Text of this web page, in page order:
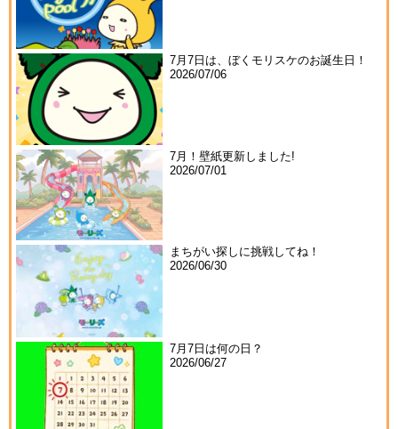
7月7日は、ぼくモリスケのお誕生日！
2026/07/06
7月！壁紙更新しました!
2026/07/01
まちがい探しに挑戦してね！
2026/06/30
7月7日は何の日？
2026/06/27